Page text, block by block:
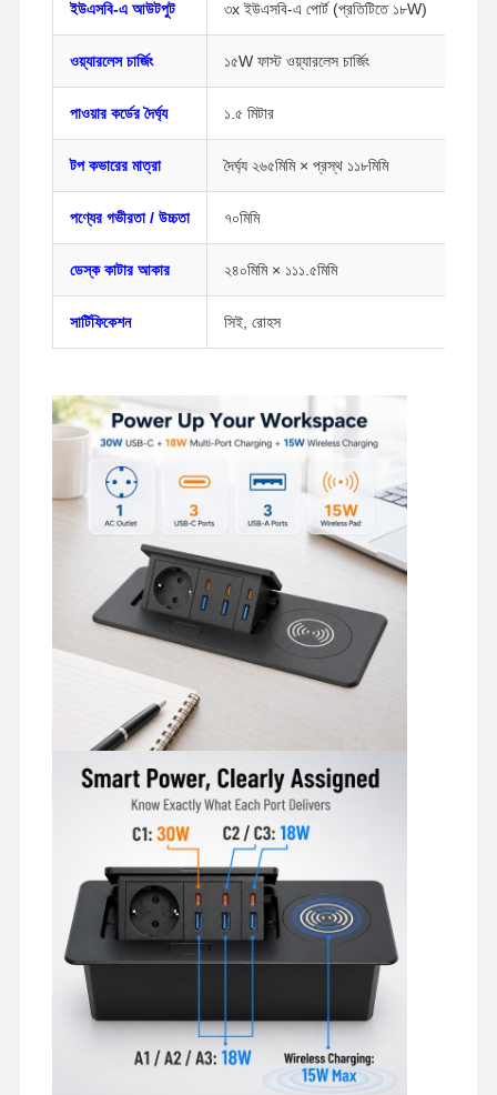
কারখানা ভ্রমণ মান নিয়ন্ত্রণ
আমাদের সাথে
যোগাযোগ করুন
সব ক্ষেত্রেই Blog এখন চ্যাট করুন
ডেস্ক পাওয়ার গ্রোমেট
রিট্র্যাক্টেবল পাওয়ার সকেট
পপ আপ সকেট বক্স
স্লাইডিং সকেট
ডেস্ক ক্ল্যাম্প পাওয়ার আউটলেট
ডেস্ক পাওয়ার স্ট্রিপের নিচে
টেবিল ক্যাবল সংগঠক
ইউএসবি চার্জার
লিফট ডেস্ক আনুষাঙ্গিক
সঞ্চালিত পাওয়ার স্ট্রিপ
সোফা ব্লুটুথ অডিও সিস্টেম
সোফা রিডিং ল্যাম্প
ইউএসবি-এ আউটপুট ৩x ইউএসবি-এ পোর্ট (প্রতিটিতে ১৮W)
ওয়্যারলেস চার্জিং ১৫W ফাস্ট ওয়্যারলেস চার্জিং
পাওয়ার কর্ডের দৈর্ঘ্য ১.৫ মিটার
টপ কভারের মাত্রা দৈর্ঘ্য ২৬৫মিমি × প্রস্থ ১১৮মিমি
পণ্যের গভীরতা / উচ্চতা ৭০মিমি
ডেস্ক কাটার আকার ২৪০মিমি × ১১১.৫মিমি
সার্টিফিকেশন সিই, রোহস